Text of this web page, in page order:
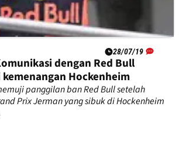
28/07/19
dengan Red Bull
Hockenheim
panggilan ban Red Bull setelah
Prix Jerman yang sibuk di Hockenheim